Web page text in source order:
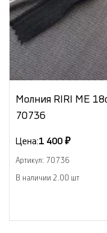
Молния RIRI МЕ
70736
Цена:1 400 ₽
Артикул: 70736
В наличии 2.00 шт